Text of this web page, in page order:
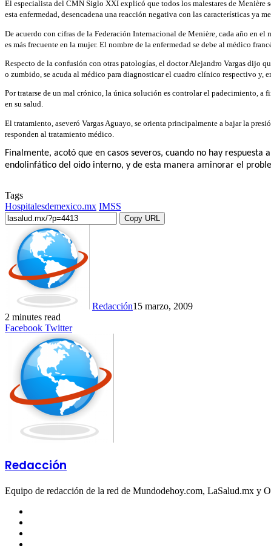
El especialista del CMN Siglo XXI explicó que todos los malestares de
esta enfermedad, desencadena una reacción negativa con las características ya
De acuerdo con cifras de la Federación Internacional de Menière, cada año en
es más frecuente en la mujer. El nombre de la enfermedad se debe al médico
Respecto de la confusión con otras patologías, el doctor Alejandro Vargas dijo
o zumbido, se acuda al médico para diagnosticar el cuadro clínico respectivo y,
Por tratarse de un mal crónico, la única solución es controlar el padecimiento, a
en su salud.
El tratamiento, aseveró Vargas Aguayo, se orienta principalmente a bajar la
responden al tratamiento médico.
Finalmente, acotó que en casos severos, cuando no hay
endolinfático del oido interno, y de esta manera aminorar el
Tags
Hospitalesdemexico.mx IMSS
Copy URL
Redacción15 marzo, 2009
2 minutes read
Facebook TwitterLinkedIn
Tumblr
Pinterest
Reddit
VKontakte
Share
via
Email
Print
Redacción
Equipo de redacción de la red de Mundodehoy.com, LaSalud.mx y